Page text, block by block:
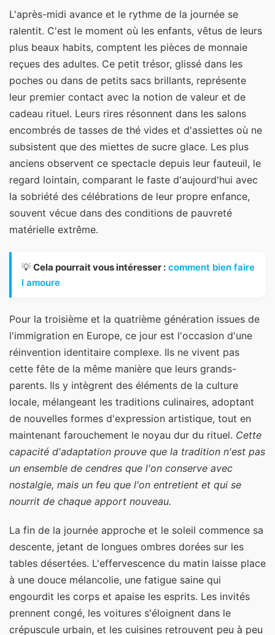
L'après-midi avance et le rythme de la journée se
ralentit. C'est le moment où les enfants, vêtus de leurs
plus beaux habits, comptent les pièces de monnaie
reçues des adultes. Ce petit trésor, glissé dans les
poches ou dans de petits sacs brillants, représente
leur premier contact avec la notion de valeur et de
cadeau rituel. Leurs rires résonnent dans les salons
encombrés de tasses de thé vides et d'assiettes où ne
subsistent que des miettes de sucre glace. Les plus
anciens observent ce spectacle depuis leur fauteuil, le
regard lointain, comparant le faste d'aujourd'hui avec
la sobriété des célébrations de leur propre enfance,
souvent vécue dans des conditions de pauvreté
matérielle extrême.
💡 Cela pourrait vous intéresser : comment bien faire
l amoure
Pour la troisième et la quatrième génération issues de
l'immigration en Europe, ce jour est l'occasion d'une
réinvention identitaire complexe. Ils ne vivent pas
cette fête de la même manière que leurs grands-
parents. Ils y intègrent des éléments de la culture
locale, mélangeant les traditions culinaires, adoptant
de nouvelles formes d'expression artistique, tout en
maintenant farouchement le noyau dur du rituel. Cette
capacité d'adaptation prouve que la tradition n'est pas
un ensemble de cendres que l'on conserve avec
nostalgie, mais un feu que l'on entretient et qui se
nourrit de chaque apport nouveau.
La fin de la journée approche et le soleil commence sa
descente, jetant de longues ombres dorées sur les
tables désertées. L'effervescence du matin laisse place
à une douce mélancolie, une fatigue saine qui
engourdit les corps et apaise les esprits. Les invités
prennent congé, les voitures s'éloignent dans le
crépuscule urbain, et les cuisines retrouvent peu à peu